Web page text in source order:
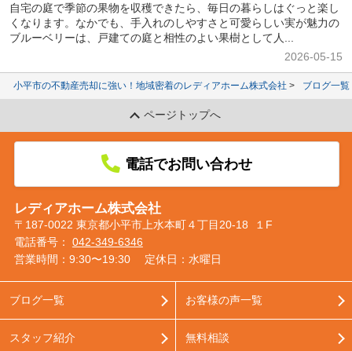
自宅の庭で季節の果物を収穫できたら、毎日の暮らしはぐっと楽し
くなります。なかでも、手入れのしやすさと可愛らしい実が魅力の
ブルーベリーは、戸建ての庭と相性のよい果樹として人...
2026-05-15
小平市の不動産売却に強い！地域密着のレディアホーム株式会社 ブログ一覧
ページトップへ
電話でお問い合わせ
レディアホーム株式会社
〒187-0022 東京都小平市上水本町４丁目20-18 １F
電話番号： 042-349-6346
営業時間：9:30〜19:30
定休日：水曜日
ブログ一覧
スタッフ紹介
お客様の声一覧
無料相談